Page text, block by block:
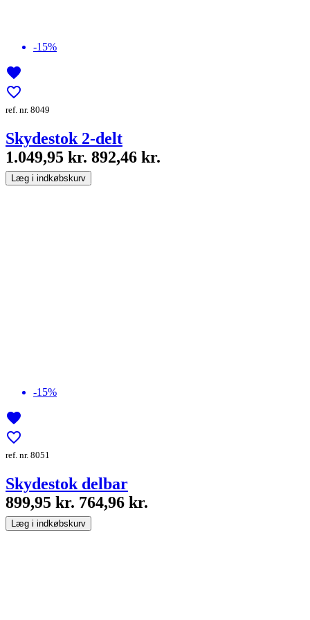
-15%
favorite
favorite_border
ref. nr. 8049
Skydestok 2-delt
1.049,95 kr. 892,46 kr.
Læg i indkøbskurv
-15%
favorite
favorite_border
ref. nr. 8051
Skydestok delbar
899,95 kr. 764,96 kr.
Læg i indkøbskurv